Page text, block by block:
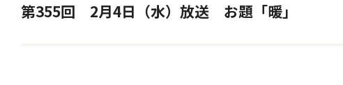
第355回 2月4日（水）放送 お題「暖」